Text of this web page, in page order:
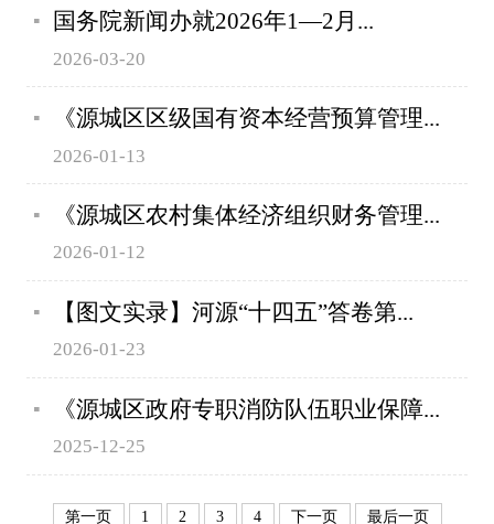
国务院新闻办就2026年1—2月...
2026-03-20
《源城区区级国有资本经营预算管理...
2026-01-13
《源城区农村集体经济组织财务管理...
2026-01-12
【图文实录】河源“十四五”答卷第...
2026-01-23
《源城区政府专职消防队伍职业保障...
2025-12-25
第一页 1 2 3 4 下一页 最后一页